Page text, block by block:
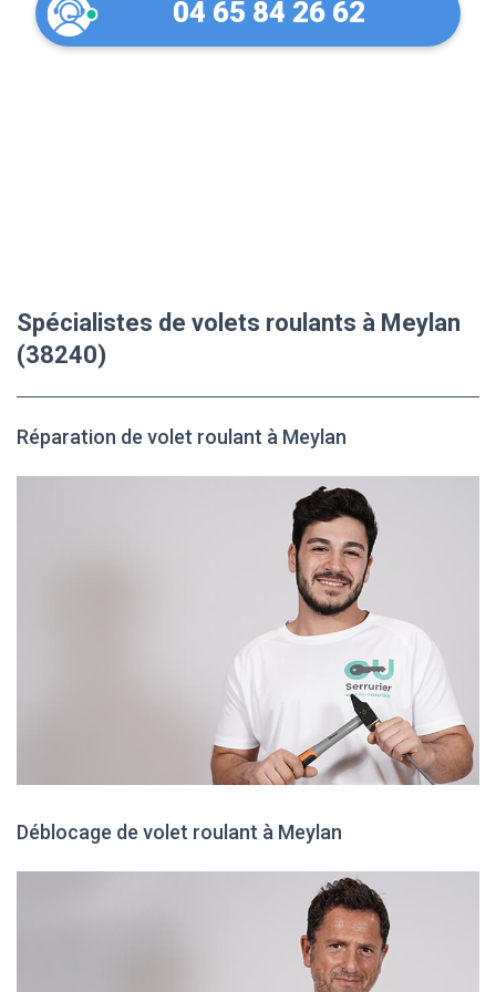
04 65 84 26 62
Spécialistes de volets roulants à Meylan
(38240)
Réparation de volet roulant à Meylan
Déblocage de volet roulant à Meylan